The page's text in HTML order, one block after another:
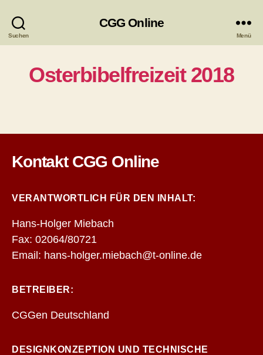
Suchen
CGG Online
Menü
Osterbibelfreizeit 2018
Kontakt CGG Online
VERANTWORTLICH FÜR DEN INHALT:
Hans-Holger Miebach
Fax: 02064/80721
Email: hans-holger.miebach@t-online.de
BETREIBER:
CGGen Deutschland
DESIGNKONZEPTION UND TECHNISCHE